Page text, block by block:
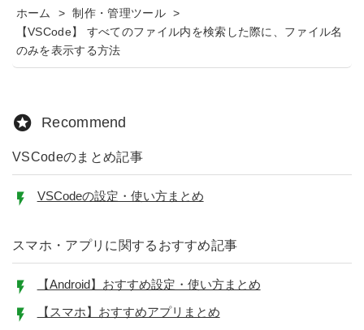
ホーム > 制作・管理ツール >
【VSCode】 すべてのファイル内を検索した際に、ファイル名
のみを表示する方法
Recommend
VSCodeのまとめ記事
VSCodeの設定・使い方まとめ
スマホ・アプリに関するおすすめ記事
【Android】おすすめ設定・使い方まとめ
【スマホ】おすすめアプリまとめ